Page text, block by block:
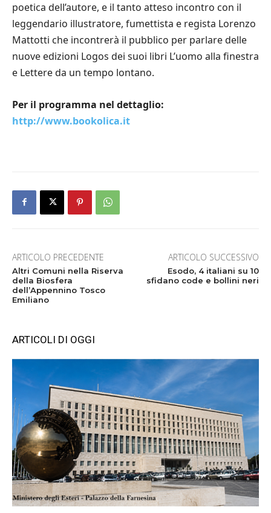
poetica dell’autore, e il tanto atteso incontro con il
leggendario illustratore, fumettista e regista Lorenzo
Mattotti che incontrerà il pubblico per parlare delle
nuove edizioni Logos dei suoi libri L’uomo alla finestra
e Lettere da un tempo lontano.
Per il programma nel dettaglio:
http://www.bookolica.it
ARTICOLO PRECEDENTE
Altri Comuni nella Riserva
della Biosfera
dell’Appennino Tosco
Emiliano
ARTICOLO SUCCESSIVO
Esodo, 4 italiani su 10
sfidano code e bollini neri
ARTICOLI DI OGGI